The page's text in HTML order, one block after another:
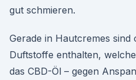
gut schmieren.
Gerade in Hautcremes
Duftstoffe enthalten,
das CBD-Öl – gegen